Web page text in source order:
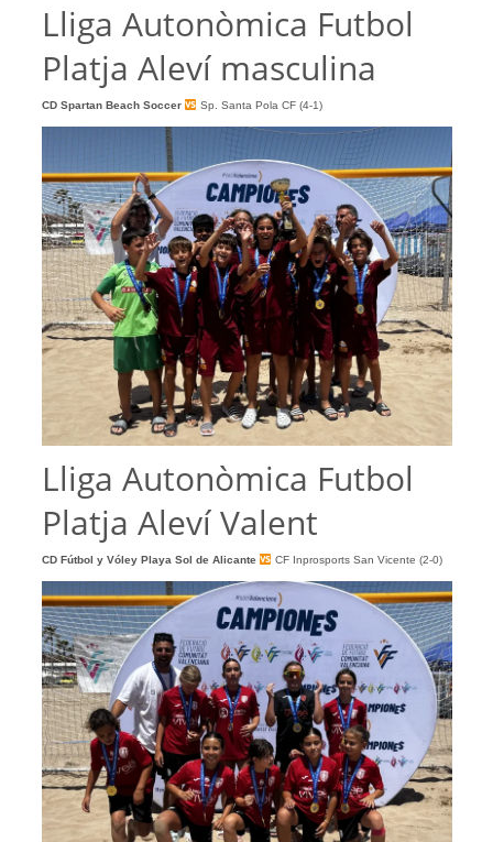
Lliga Autonòmica Futbol
Platja Aleví masculina
CD Spartan Beach Soccer Sp. Santa Pola CF (4-1)
Lliga Autonòmica Futbol
Platja Aleví Valent
CD Fútbol y Vóley Playa Sol de Alicante CF Inprosports San Vicente (2-0)